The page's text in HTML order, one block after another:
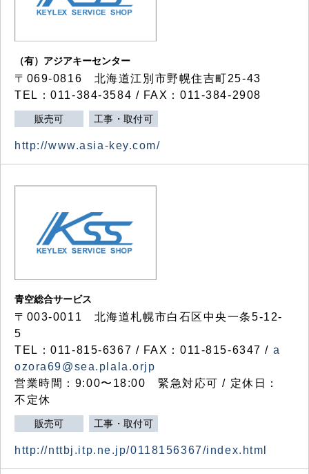
（有）アジアキーセンター
〒069-0816 北海道江別市野幌住吉町25-43
TEL：011-384-3584 / FAX：011-384-2908
販売可 工事・取付可
http://www.asia-key.com/
青空総合サービス
〒003-0011 北海道札幌市白石区中央一条5-12-
5
TEL：011-815-6367 / FAX：011-815-6347 / a
ozora69@sea.plala.orjp
営業時間：9:00〜18:00 緊急対応可 / 定休日：
不定休
販売可 工事・取付可
http://nttbj.itp.ne.jp/0118156367/index.html